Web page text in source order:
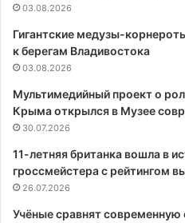
03.08.2026
Гигантские медузы-
к берегам Владивостока
03.08.2026
Мультимедийный проект о
Крыма открылся в Музее
30.07.2026
11-летняя британка вошла в
гроссмейстера с рейтингом
26.07.2026
Учёные сравнят современную